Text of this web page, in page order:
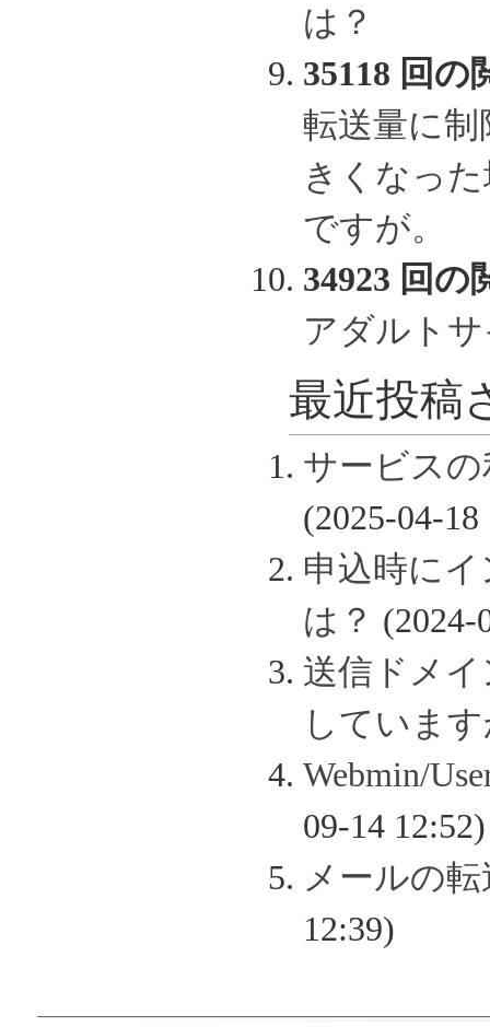
は？
35118 回の
転送量に
きくなっ
ですが。
34923 回の
アダルト
最近投稿
サービス
(2025-04-18
申込時に
は？ (2024-
送信ドメイ
していま
Webmin/
09-14 12:52)
メールの
12:39)